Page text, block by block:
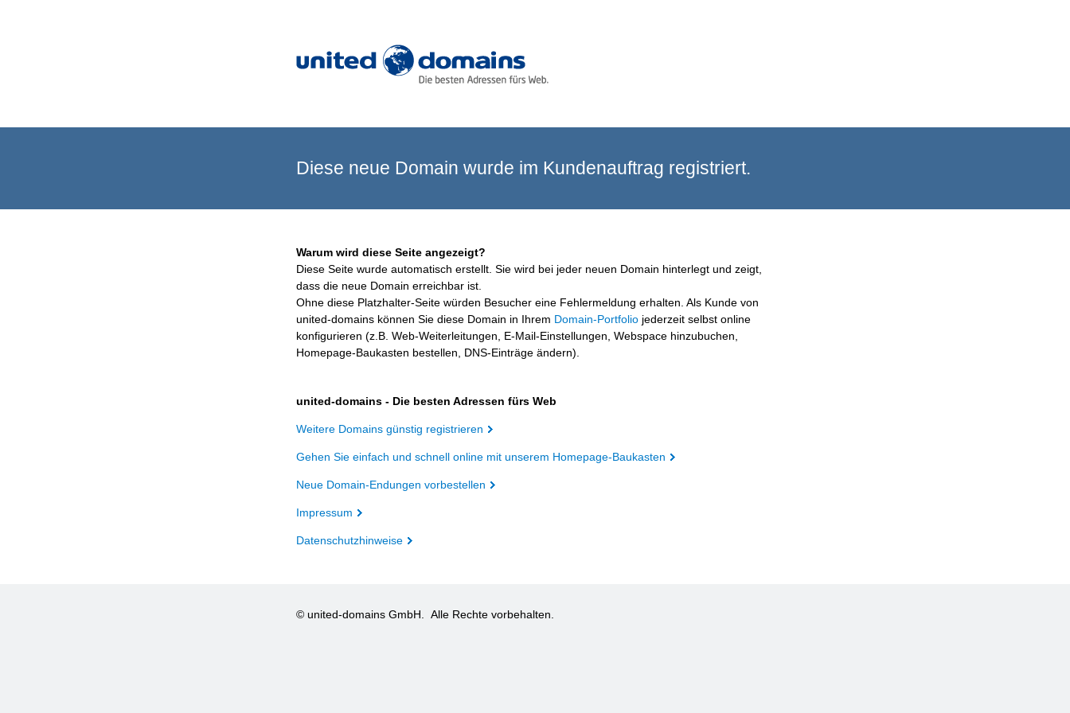
Diese neue Domain wurde im Kundenauftrag registriert.
Warum wird diese Seite angezeigt?
Diese Seite wurde automatisch erstellt. Sie wird bei jeder neuen Domain hinterlegt und zeigt,
dass die neue Domain erreichbar ist.
Ohne diese Platzhalter-Seite würden Besucher eine Fehlermeldung erhalten. Als Kunde von
united-domains können Sie diese Domain in Ihrem Domain-Portfolio jederzeit selbst online
konfigurieren (z.B. Web-Weiterleitungen, E-Mail-Einstellungen, Webspace hinzubuchen,
Homepage-Baukasten bestellen, DNS-Einträge ändern).
united-domains - Die besten Adressen fürs Web
Weitere Domains günstig registrieren
Gehen Sie einfach und schnell online mit unserem Homepage-Baukasten
Neue Domain-Endungen vorbestellen
Impressum
Datenschutzhinweise
© united-domains GmbH. Alle Rechte vorbehalten.